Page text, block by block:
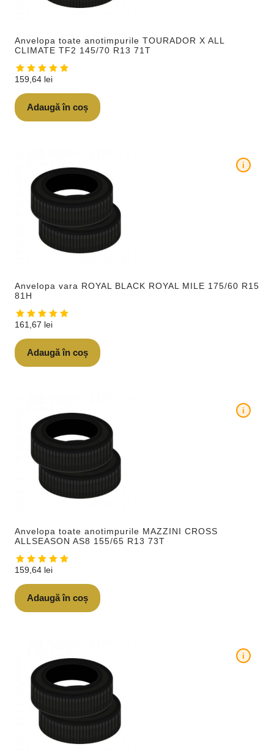
Anvelopa toate anotimpurile TOURADOR X ALL
CLIMATE TF2 145/70 R13 71T
159,64 lei
Adaugă în coș
Anvelopa vara ROYAL BLACK ROYAL MILE 175/60 R15
81H
i
161,67 lei
Adaugă în coș
Anvelopa toate anotimpurile MAZZINI CROSS
ALLSEASON AS8 155/65 R13 73T
i
159,64 lei
Adaugă în coș
i